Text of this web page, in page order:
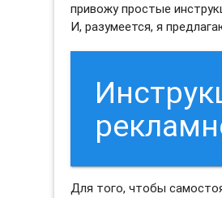
привожу простые
И, разумеется, я
Для того, чтобы